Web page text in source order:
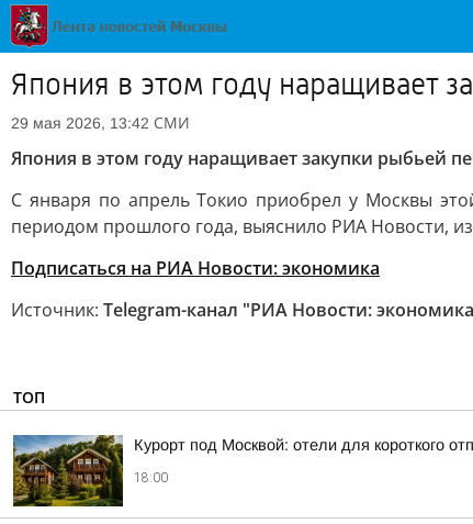
Япония в этом году наращивает
29 мая 2026, 13:42 СМИ
Япония в этом году наращивает закупки рыбьей
С января по апрель Токио приобрел у Москвы
периодом прошлого года, выяснило РИА Новости,
Подписаться на РИА Новости: экономика
Источник: Telegram-канал "РИА Новости:
ТОП
Курорт под Москвой: отели для короткого
18:00